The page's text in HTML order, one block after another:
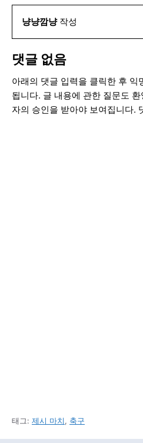
냥냥깜냥작성
댓글 없음
아래의 댓글 입력을 클릭한 후 익
됩니다. 글 내용에 관한 질문도
자의 승인을 받아야 보여집니다.
태그: 제시 마치 , 축구